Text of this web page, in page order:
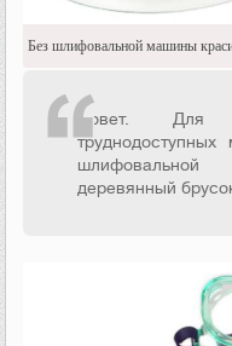
Без шлифовальной машины
Совет. Для
деревянный